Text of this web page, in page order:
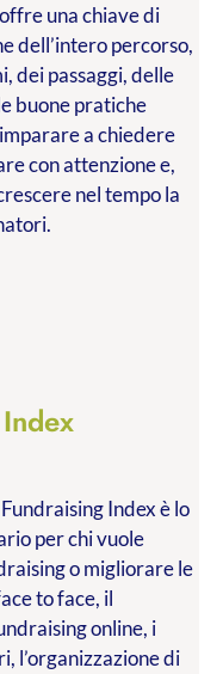
una chiave di
dell’intero percorso,
dei passaggi, delle
buone pratiche
a chiedere
con attenzione e,
nel tempo la
Fundraising Index è lo
per chi vuole
o migliorare le
to face, il
online, i
l’organizzazione di